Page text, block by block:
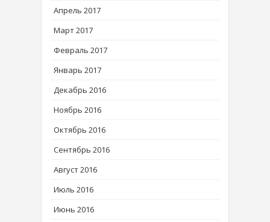
Апрель 2017
Март 2017
Февраль 2017
Январь 2017
Декабрь 2016
Ноябрь 2016
Октябрь 2016
Сентябрь 2016
Август 2016
Июль 2016
Июнь 2016